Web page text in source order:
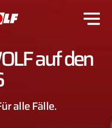
auf den
alle Fälle.